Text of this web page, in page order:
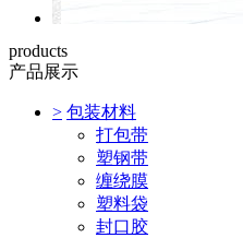
products
产品展示
> 包装材料
打包带
塑钢带
缠绕膜
塑料袋
封口胶